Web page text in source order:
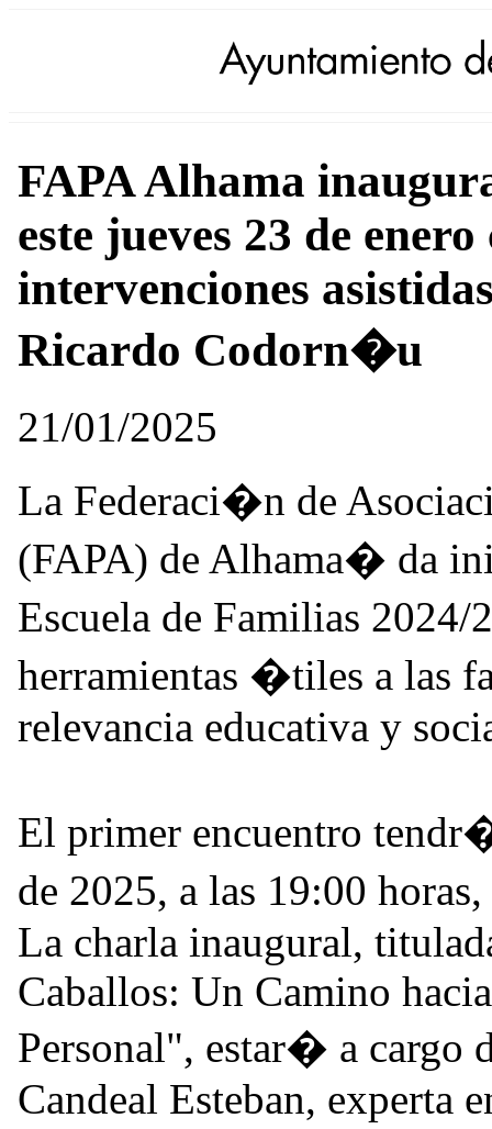
FAPA Alhama
este jueves 23 de
intervenciones
Ricardo Codorn�u
21/01/2025
La Federaci�n de
(FAPA) de Alhama� da
Escuela de Familias
herramientas �tiles a las
relevancia educativa y
El primer encuentro
de 2025, a las 19:00
La charla inaugural,
Caballos: Un Camino
Personal", estar� a cargo
Candeal Esteban, experta